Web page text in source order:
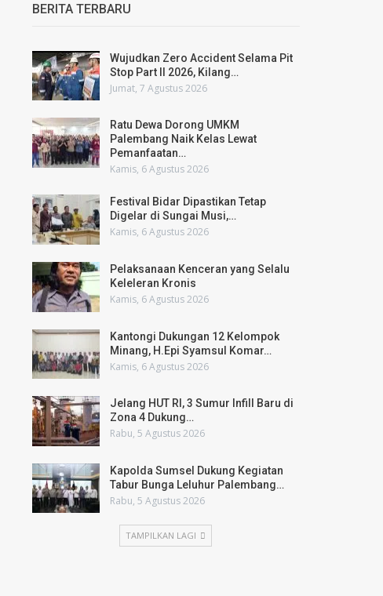
BERITA TERBARU
Wujudkan Zero Accident Selama Pit
Stop Part II 2026, Kilang…
Jumat, 7 Agustus 2026
Ratu Dewa Dorong UMKM
Palembang Naik Kelas Lewat
Pemanfaatan…
Kamis, 6 Agustus 2026
Festival Bidar Dipastikan Tetap
Digelar di Sungai Musi,…
Kamis, 6 Agustus 2026
Pelaksanaan Kenceran yang Selalu
Keleleran Kronis
Kamis, 6 Agustus 2026
Kantongi Dukungan 12 Kelompok
Minang, H.Epi Syamsul Komar…
Kamis, 6 Agustus 2026
Jelang HUT RI, 3 Sumur Infill Baru di
Zona 4 Dukung…
Rabu, 5 Agustus 2026
Kapolda Sumsel Dukung Kegiatan
Tabur Bunga Leluhur Palembang…
Rabu, 5 Agustus 2026
TAMPILKAN LAGI